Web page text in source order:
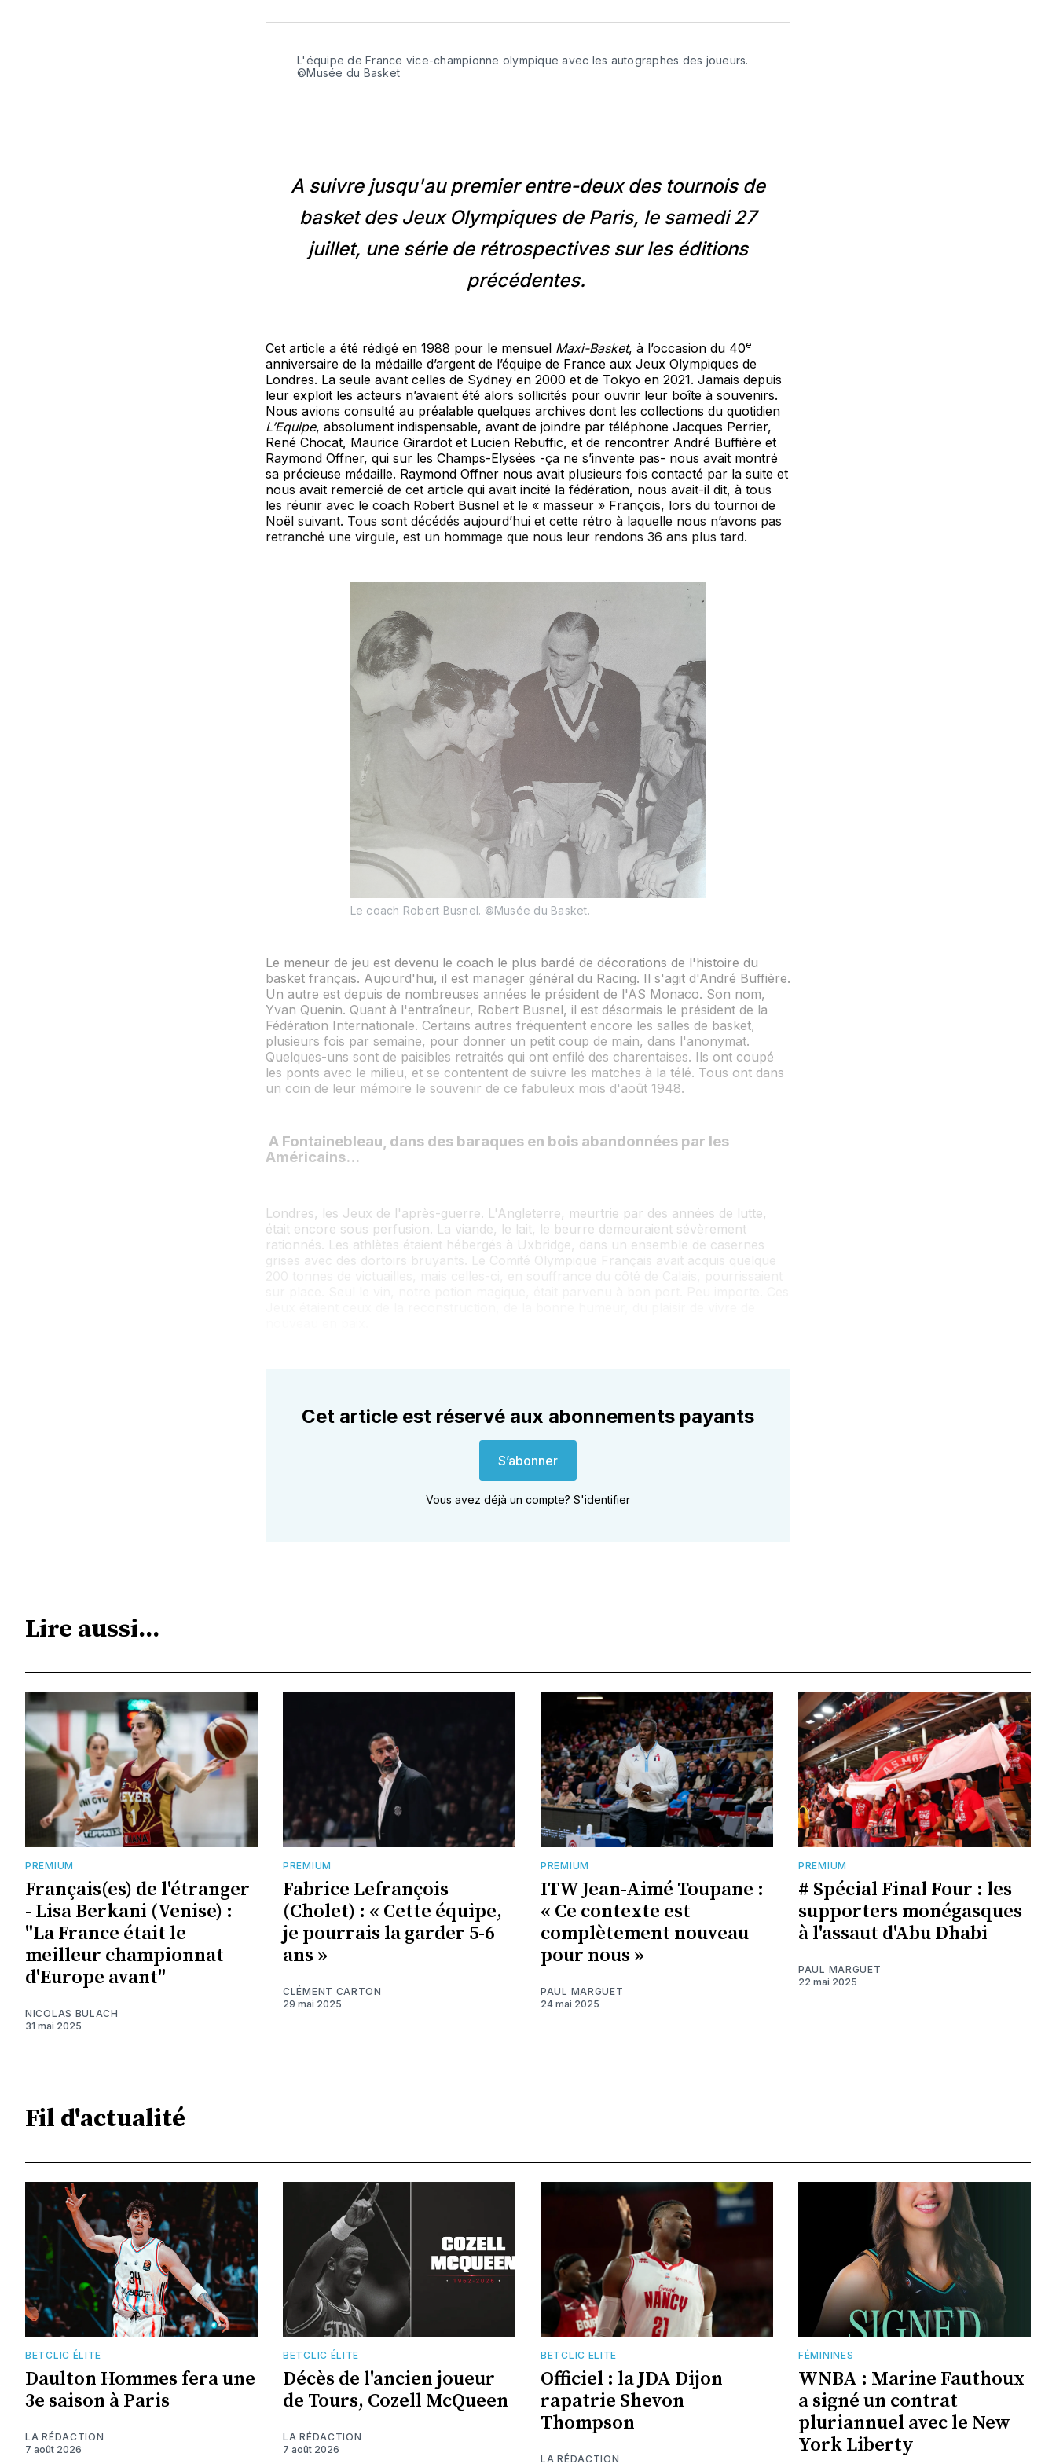
Facebook
LinkedInWhatsApp
Courriel
L'équipe de France vice-championne olympique avec les autographes des joueurs.
©Musée du Basket
A suivre jusqu'au premier entre-deux des tournois de
basket des Jeux Olympiques de Paris, le samedi 27
juillet, une série de rétrospectives sur les éditions
précédentes.
Cet article a été rédigé en 1988 pour le mensuel Maxi-Basket, à l’occasion du 40e
anniversaire de la médaille d’argent de l’équipe de France aux Jeux Olympiques de
Londres. La seule avant celles de Sydney en 2000 et de Tokyo en 2021. Jamais depuis
leur exploit les acteurs n’avaient été alors sollicités pour ouvrir leur boîte à souvenirs.
Nous avions consulté au préalable quelques archives dont les collections du quotidien
L’Equipe, absolument indispensable, avant de joindre par téléphone Jacques Perrier,
René Chocat, Maurice Girardot et Lucien Rebuffic, et de rencontrer André Buffière et
Raymond Offner, qui sur les Champs-Elysées -ça ne s’invente pas- nous avait montré
sa précieuse médaille. Raymond Offner nous avait plusieurs fois contacté par la suite et
nous avait remercié de cet article qui avait incité la fédération, nous avait-il dit, à tous
les réunir avec le coach Robert Busnel et le « masseur » François, lors du tournoi de
Noël suivant. Tous sont décédés aujourd’hui et cette rétro à laquelle nous n’avons pas
retranché une virgule, est un hommage que nous leur rendons 36 ans plus tard.
Le coach Robert Busnel. ©Musée du Basket.
Le meneur de jeu est devenu le coach le plus bardé de décorations de l'histoire du
basket français. Aujourd'hui, il est manager général du Racing. Il s'agit d'André Buffière.
Un autre est depuis de nombreuses années le président de l'AS Monaco. Son nom,
Yvan Quenin. Quant à l'entraîneur, Robert Busnel, il est désormais le président de la
Fédération Internationale. Certains autres fréquentent encore les salles de basket,
plusieurs fois par semaine, pour donner un petit coup de main, dans l'anonymat.
Quelques-uns sont de paisibles retraités qui ont enfilé des charentaises. Ils ont coupé
les ponts avec le milieu, et se contentent de suivre les matches à la télé. Tous ont dans
un coin de leur mémoire le souvenir de ce fabuleux mois d'août 1948.
A Fontainebleau, dans des baraques en bois abandonnées par les
Américains...
Londres, les Jeux de l'après-guerre. L'Angleterre, meurtrie par des années de lutte,
était encore sous perfusion. La viande, le lait, le beurre demeuraient sévèrement
rationnés. Les athlètes étaient hébergés à Uxbridge, dans un ensemble de casernes
grises avec des dortoirs bruyants. Le Comité Olympique Français avait acquis quelque
Cet article est réservé aux abonnements payants
S’abonner
Vous avez déjà un compte? S'identifier
Lire aussi...
PREMIUM
Français(es) de l'étranger
- Lisa Berkani (Venise) :
"La France était le
meilleur championnat
d'Europe avant"
NICOLAS BULACH
31 mai 2025
PREMIUM
Fabrice Lefrançois
(Cholet) : « Cette équipe,
je pourrais la garder 5-6
ans »
CLÉMENT CARTON
29 mai 2025
PREMIUM
ITW Jean-Aimé Toupane :
« Ce contexte est
complètement nouveau
pour nous »
PAUL MARGUET
24 mai 2025
PREMIUM
# Spécial Final Four : les
supporters monégasques
à l'assaut d'Abu Dhabi
PAUL MARGUET
22 mai 2025
Fil d'actualité
BETCLIC ÉLITE
Daulton Hommes fera une
3e saison à Paris
LA RÉDACTION
7 août 2026
BETCLIC ÉLITE
Décès de l'ancien joueur
de Tours, Cozell McQueen
LA RÉDACTION
7 août 2026
BETCLIC ELITE
Officiel : la JDA Dijon
rapatrie Shevon
Thompson
LA RÉDACTION
FÉMININES
WNBA : Marine Fauthoux
a signé un contrat
pluriannuel avec le New
York Liberty